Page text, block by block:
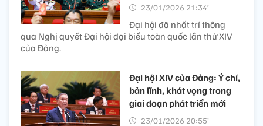
23/01/2026 21:34’
Đại hội đã nhất trí thông
qua Nghị quyết Đại hội đại biểu toàn quốc lần thứ XIV
của Đảng.
Đại hội XIV của Đảng: Ý chí,
bản lĩnh, khát vọng trong
giai đoạn phát triển mới
23/01/2026 20:55’